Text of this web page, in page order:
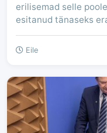
erilisemad selle
esitanud tänaseks
Eile